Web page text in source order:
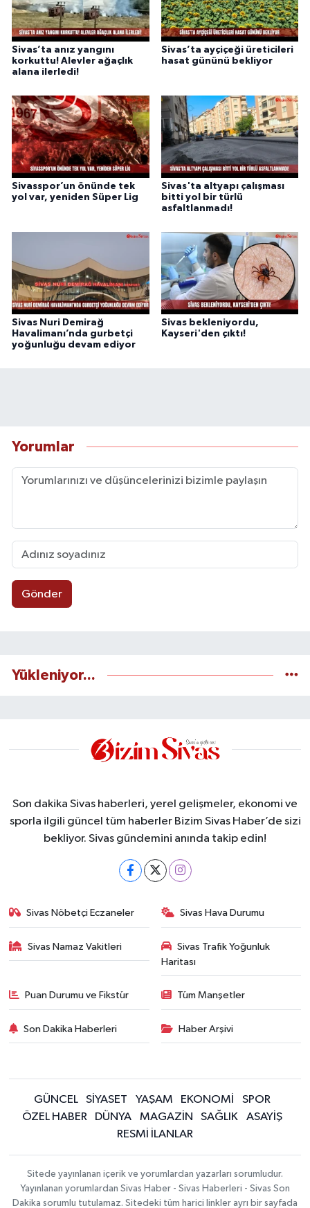
Sivas’ta anız yangını
korkuttu! Alevler ağaçlık
alana ilerledi!
Sivas’ta ayçiçeği üreticileri
hasat gününü bekliyor
Sivasspor’un önünde tek
yol var, yeniden Süper Lig
Sivas'ta altyapı çalışması
bitti yol bir türlü
asfaltlanmadı!
Sivas Nuri Demirağ
Havalimanı’nda gurbetçi
yoğunluğu devam ediyor
Sivas bekleniyordu,
Kayseri'den çıktı!
Yorumlar
Gönder
Yükleniyor...
Son dakika Sivas haberleri, yerel gelişmeler, ekonomi ve
sporla ilgili güncel tüm haberler Bizim Sivas Haber’de sizi
bekliyor. Sivas gündemini anında takip edin!
Sivas Nöbetçi Eczaneler Sivas Hava Durumu
Sivas Namaz Vakitleri
Sivas Trafik Yoğunluk
Haritası
Puan Durumu ve Fikstür Tüm Manşetler
Son Dakika Haberleri Haber Arşivi
GÜNCEL SİYASET YAŞAM EKONOMİ
SPOR
ÖZEL HABER
DÜNYA MAGAZİN SAĞLIK
ASAYİŞ
RESMİ İLANLAR
Sitede yayınlanan içerik ve yorumlardan yazarları sorumludur.
Yayınlanan yorumlardan Sivas Haber - Sivas Haberleri - Sivas Son
Dakika sorumlu tutulamaz. Sitedeki tüm harici linkler ayrı bir sayfada